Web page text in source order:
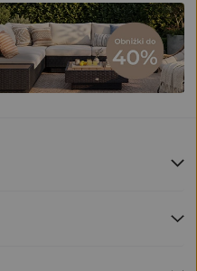
Informacje i bezpieczeństwo